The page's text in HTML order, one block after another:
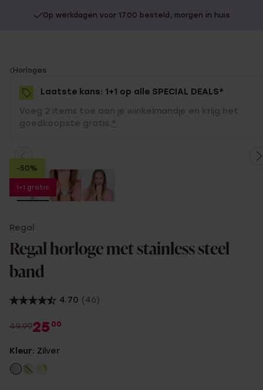
Op werkdagen voor 17.00 besteld, morgen in huis
You
are
here:
Horloges
Laatste kans: 1+1 op alle SPECIAL DEALS*
Voeg 2 items toe aan je winkelmandje en krijg het
goedkoopste gratis. *
-50%
1+1 gratis
Regal
Regal horloge met stainless steel
band
4.70 (46)
49.9925 00
Kleur: Zilver